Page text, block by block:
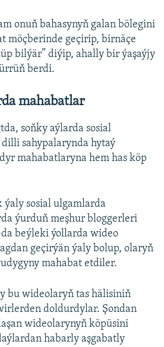
onuň bahasynyň galan bölegini
möçberinde geçirip, birnäçe
bilýär” diýip, ahally bir ýaşaýjy
berdi.
mahabatlar
soňky aýlarda sosial
sahypalarynda hytaý
mahabatlaryna hem has köp
sosial ulgamlarda
ýurduň meşhur bloggerleri
beýleki ýollarda wideo
geçirýän ýaly bolup, olaryň
mahabat etdiler.
bu wideolaryň tas hälisiniň
doldurdylar. Şondan
wideolarynyň köpüsini
habarly aşgabatly